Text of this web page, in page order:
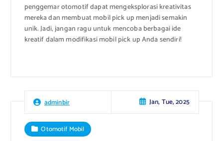
penggemar otomotif dapat mengeksplorasi kreativitas
mereka dan membuat mobil pick up menjadi semakin
unik. Jadi, jangan ragu untuk mencoba berbagai ide
kreatif dalam modifikasi mobil pick up Anda sendiri!
adminbir Jan, Tue, 2025
Otomotif Mobil